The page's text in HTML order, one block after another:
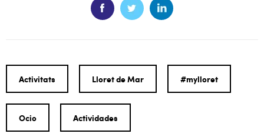
Activitats Lloret de Mar #mylloret
Ocio Actividades